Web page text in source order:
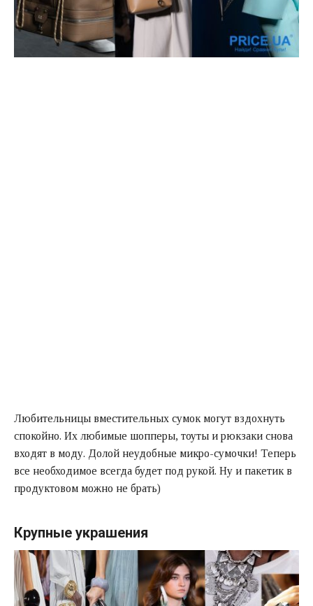
Любительницы вместительных сумок могут вздохнуть
спокойно. Их любимые шопперы, тоуты и рюкзаки снова
входят в моду. Долой неудобные микро-сумочки! Теперь
все необходимое всегда будет под рукой. Ну и пакетик в
продуктовом можно не брать)
Крупные украшения